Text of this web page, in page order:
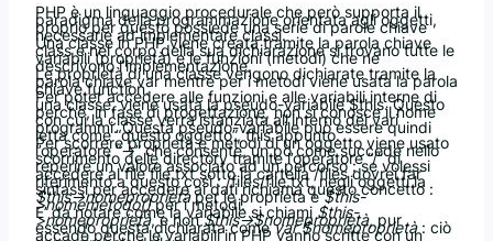
PHP è un linguaggio procedurale che però supporta il
paradigma della programmazione orientata agli oggetti,
proprio per questo possiede una serie di parole chiave
necessarie ad implementare classi.
Una classe in PHP viene creata tramite la parola chiave
class e nel corpo della sua dichiarazione si trovano tutte le
variabili (proprietà) e le funzioni (metodi) che ne
descrivono l’implementazione.
Le proprietà di una classe vengono dichiarate tramite la
parola chiave var mentre per i metodi viene usata la parola
chiave function.
Per poter accedere alle funzioni e alle variabili interne di
una classe, viene usata la pseudo-variabile $this. Questo
perchè, in fase di progettazione, non si conosce il nome
con cui la classe verrà istanziata all’interno dei vari
programmi. Questa pseudo-variabile può essere quindi
letta come “questo oggetto”, this appunto.
Per scorrere proprietà e metodi di un oggetto viene usato
l’operatore “->” che consente, un pò come succede nello
scorrimento delle directory tramite l’operatore “/” di
reperire un valore associato ad un percorso : se volessi
accedere al file file.txt sotto la cartella /files dovrei far
riferimento a questo così : /files/file.txt, negli oggetti la
sintassi per accedere ai dati richiama questo concetto :
$this->nomeproprietàper le proprietà e$this-
>nomemetodo()per i metodi.
E’ da notare come la variabile si chiami $this-
>nomeproprietà, e non$this->$nomeproprietà, pur
essendo questa dichiarata comevar $nomeproprietà: ciò
accade perchè le variabili in PHP vanno scritte con un